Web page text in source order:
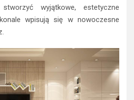
wyjątkowe, estetyczne
wpisują się w nowoczesne